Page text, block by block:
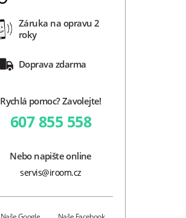
Záruka na opravu 2
roky
Doprava zdarma
Rychlá pomoc? Zavolejte!
607 855 558
Nebo napište online
servis@iroom.cz